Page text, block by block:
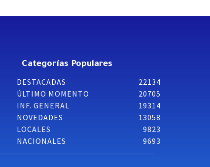
Categorías Populares
DESTACADAS
22134
ÚLTIMO MOMENTO
20705
INF. GENERAL
19314
NOVEDADES
13058
LOCALES
9823
NACIONALES
9693